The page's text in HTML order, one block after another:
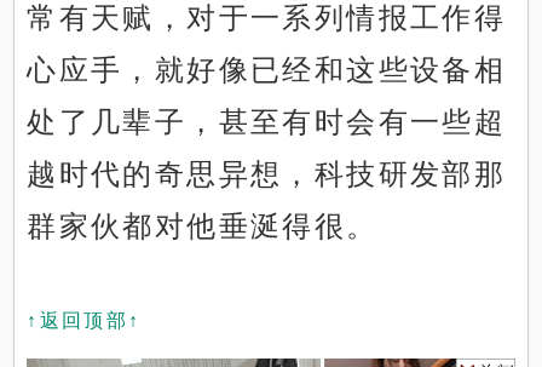
常有天赋，对于一系列情报工作得
心应手，就好像已经和这些设备相
处了几辈子，甚至有时会有一些超
越时代的奇思异想，科技研发部那
群家伙都对他垂涎得很。
↑返回顶部↑